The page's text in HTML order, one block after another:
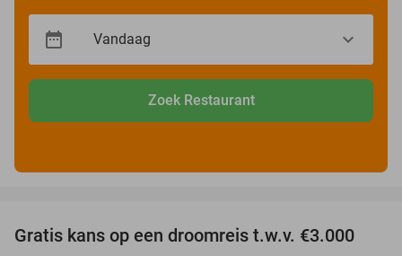
Zoek Restaurant
Gratis kans op een droomreis t.w.v. €3.000